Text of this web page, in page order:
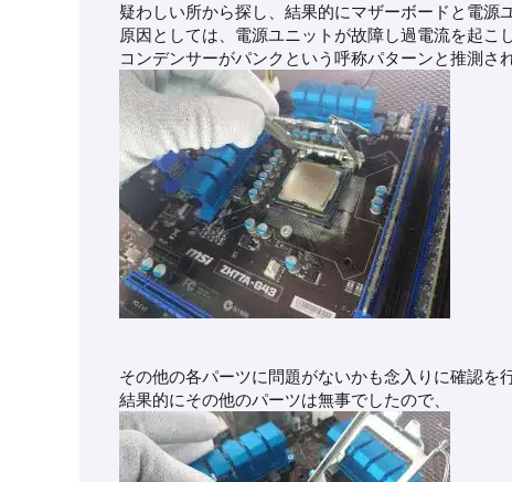
疑わしい所から探し、結果的にマザーボードと電源
原因としては、電源ユニットが故障し過電流を起こ
コンデンサーがパンクという呼称パターンと推測され
その他の各パーツに問題がないかも念入りに確認を
結果的にその他のパーツは無事でしたので、